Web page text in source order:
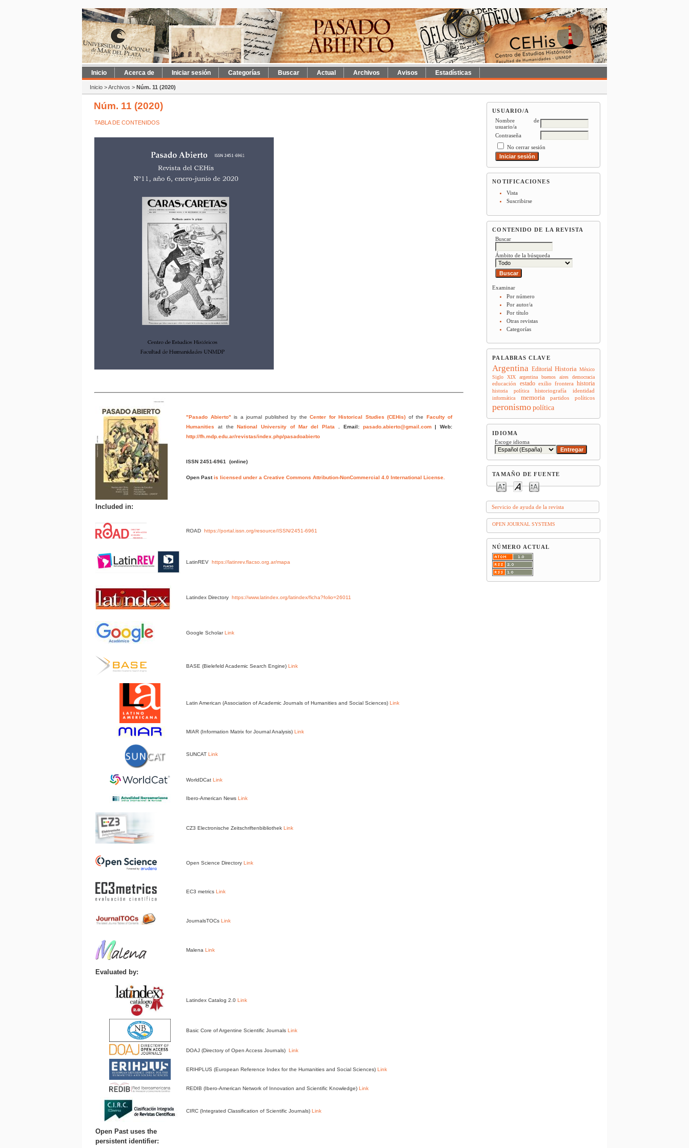
USUARIO/A
Nombre de
usuario/a
Contraseña
No cerrar sesión
NOTIFICACIONES
Vista
Suscribirse
CONTENIDO DE LA REVISTA
Buscar
Ámbito de la búsqueda
Examinar
Por número
Por autor/a
Por título
Otras revistas
Categorías
PALABRAS CLAVE
Argentina Editorial Historia México
Siglo XIX
argentina buenos aires democracia
educación estado exilio frontera historia
historia política historiografía identidad
informática memoria partidos políticos
peronismo política
IDIOMA
Escoge idioma
TAMAÑO DE FUENTE
Servicio de ayuda de la revista
OPEN JOURNAL SYSTEMS
NÚMERO ACTUAL
Inicio Acerca de Iniciar sesión Categorías Buscar Actual Archivos Avisos Estadísticas
Inicio >Archivos > Núm. 11 (2020)
Núm. 11 (2020)
TABLA DE CONTENIDOS
"Pasado Abierto" is a journal published by the Center for Historical Studies (CEHis) of the Faculty of
Humanities at the National University of Mar del Plata Email: pasado.abierto@gmail.com|Web:
http://fh.mdp.edu.ar/revistas/index.php/pasadoabierto
ISSN 2451-6961(online)
Open Pastis licensed under a Creative Commons Attribution-NonCommercial 4.0 International License.
Included in:
ROADhttps://portal.issn.org/resource/ISSN/2451-6961
LatinREVhttps://latinrev.flacso.org.ar/mapa
Latindex Directoryhttps://www.latindex.org/latindex/ficha?folio=26011
Google ScholarLink
BASE (Bielefeld Academic Search Engine)Link
Latin American (Association of Academic Journals of Humanities and Social Sciences)Link
MIAR (Information Matrix for Journal Analysis)Link
SUNCATLink
WorldDCatLink
Ibero-American NewsLink
CZ3 Electronische ZeitschriftenbibliothekLink
Open Science DirectoryLink
EC3 metricsLink
JournalsTOCsLink
MalenaLink
Evaluated by:
Latindex Catalog 2.0Link
Basic Core of Argentine Scientific JournalsLink
DOAJ (Directory of Open Access Journals)Link
ERIHPLUS (European Reference Index for the Humanities and Social Sciences)Link
REDIB (Ibero-American Network of Innovation and Scientific Knowledge)Link
CIRC (Integrated Classification of Scientific Journals)Link
Open Past uses the
persistent identifier: